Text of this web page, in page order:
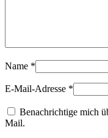
Name *
E-Mail-Adresse *
Benachrichtige mich
Mail.